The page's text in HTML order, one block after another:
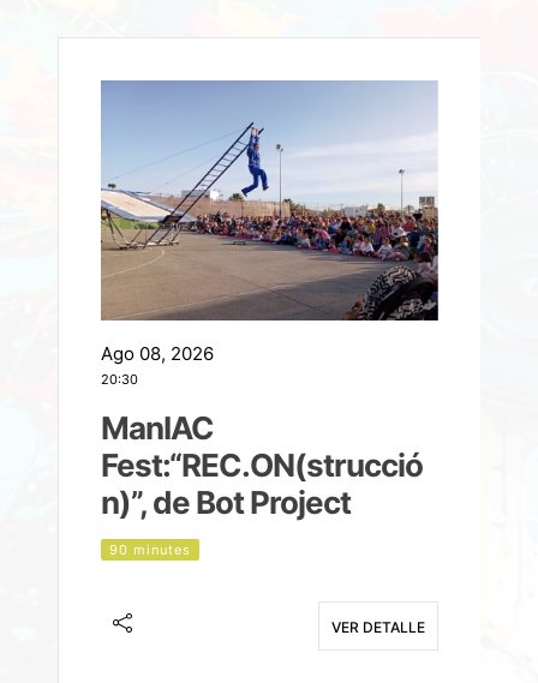
Ago 08, 2026
20:30
ManIAC
Fest:“REC.ON(strucció
n)”, de Bot Project
90 minutes
VER DETALLE